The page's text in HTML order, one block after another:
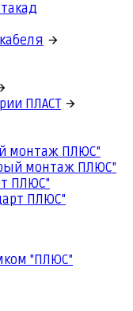
ПЛАСТ
монтаж ПЛЮС"
монтаж ПЛЮС"
ПЛЮС"
ПЛЮС"
"ПЛЮС"